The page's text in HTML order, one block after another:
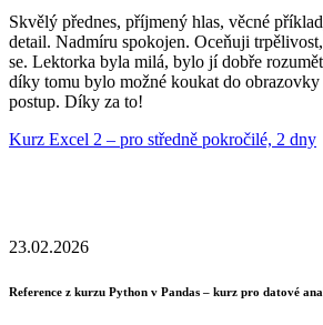
Skvělý přednes, příjmený hlas, věcné
detail. Nadmíru spokojen. Oceňuji
se. Lektorka byla milá, bylo jí dobře
díky tomu bylo možné koukat do obrazovky
postup. Díky za to!
Kurz Excel 2 – pro středně pokročilé, 2 dny
23.02.2026
Reference z kurzu Python v Pandas – kurz pro datové